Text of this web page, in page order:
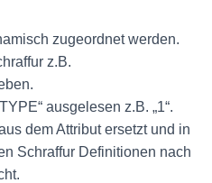
zugeordnet werden.
z.B.
ausgelesen z.B. „1“.
dem Attribut ersetzt und in
Schraffur Definitionen nach